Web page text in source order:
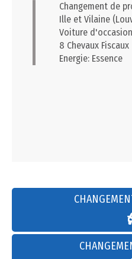
Changement de
Ille et Vilaine
Voiture
8 Chevaux Fiscaux
Energie: Essence